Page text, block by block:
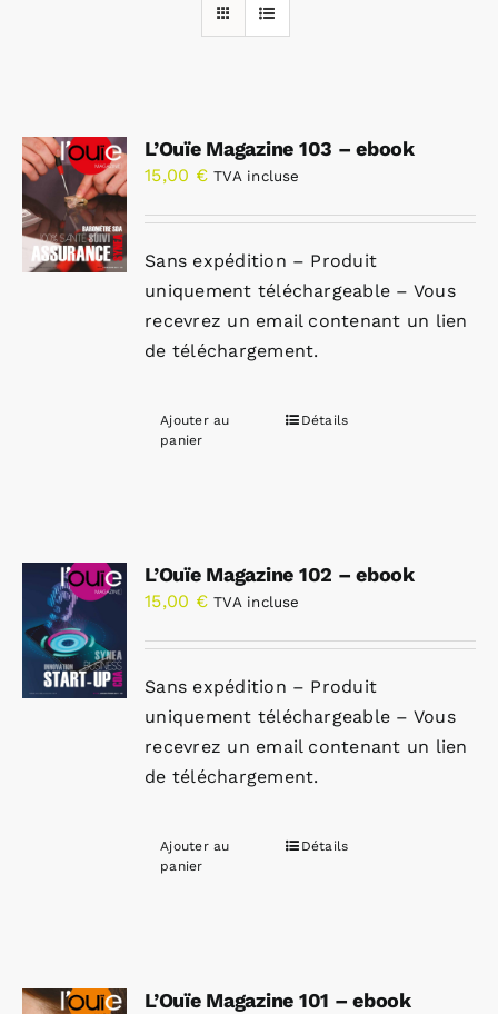
Annonces emploi
L’Ouïe Magazine 103 – ebook
15,00 € TVA incluse
Sans expédition – Produit
uniquement téléchargeable – Vous
recevrez un email contenant un lien
de téléchargement.
Ajouter au
panier
Détails
L’Ouïe Magazine 102 – ebook
15,00 € TVA incluse
Sans expédition – Produit
uniquement téléchargeable – Vous
recevrez un email contenant un lien
de téléchargement.
Ajouter au
panier
Détails
L’Ouïe Magazine 101 – ebook